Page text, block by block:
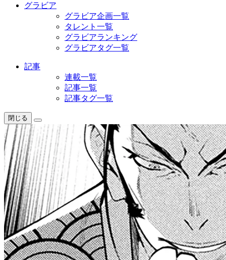
グラビア
グラビア企画一覧
タレント一覧
グラビアランキング
グラビアタグ一覧
記事
連載一覧
記事一覧
記事タグ一覧
閉じる